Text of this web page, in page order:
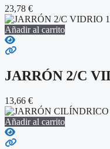
23,78 €
Añadir al carrito
JARRÓN 2/C
13,66 €
Añadir al carrito